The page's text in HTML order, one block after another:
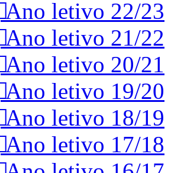
Ano letivo 22/23
Ano letivo 21/22
Ano letivo 20/21
Ano letivo 19/20
Ano letivo 18/19
Ano letivo 17/18